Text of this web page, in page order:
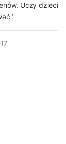
Uczy dzieci